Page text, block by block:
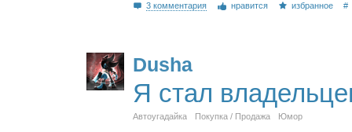
3 комментария нравится избранное #
Dusha
Я стал
Автоугадайка Покупка / Продажа Юмор